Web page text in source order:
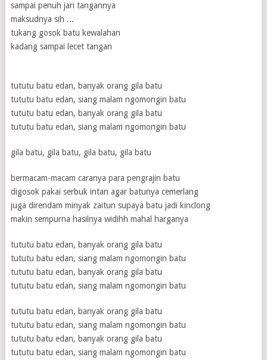
sampai penuh jari tangannya
maksudnya sih ...
tukang gosok batu kewalahan
kadang sampai lecet tangan
tututu batu edan, banyak orang gila batu
tututu batu edan, siang malam ngomongin batu
tututu batu edan, banyak orang gila batu
tututu batu edan, siang malam ngomongin batu
gila batu, gila batu, gila batu, gila batu
bermacam-macam caranya para pengrajin batu
digosok pakai serbuk intan agar batunya cemerlang
juga direndam minyak zaitun supaya batu jadi kinclong
makin sempurna hasilnya widihh mahal harganya
tututu batu edan, banyak orang gila batu
tututu batu edan, siang malam ngomongin batu
tututu batu edan, banyak orang gila batu
tututu batu edan, siang malam ngomongin batu
tututu batu edan, banyak orang gila batu
tututu batu edan, siang malam ngomongin batu
tututu batu edan, banyak orang gila batu
tututu batu edan, siang malam ngomongin batu